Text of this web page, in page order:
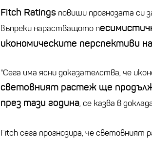
Fitch Ratings повиши прогнозата си
въпреки нарастващото п
икономическите перспективи
"Сега има ясни доказателства, че
световният растеж ще
през тази година, се казва в
Fitch сега прогнозира, че световният